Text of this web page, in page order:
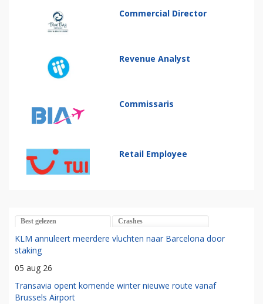
Commercial Director
Revenue Analyst
Commissaris
Retail Employee
Best gelezen Crashes
KLM annuleert meerdere vluchten naar Barcelona door
staking
05 aug 26
Transavia opent komende winter nieuwe route vanaf
Brussels Airport